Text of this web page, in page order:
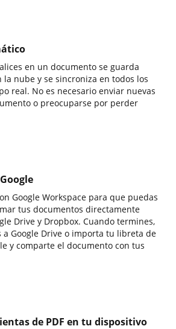
en un documento se guarda
nube y se sincroniza en todos los
real. No es necesario enviar nuevas
o preocuparse por perder
Google Workspace para que puedas
tus documentos directamente
Drive y Dropbox. Cuando termines,
Google Drive o importa tu libreta de
y comparte el documento con tus
de PDF en tu dispositivo